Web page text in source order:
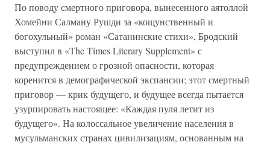
По поводу смертного приговора, вынесенного аятоллой
Хомейни Салману Рушди за «кощунственный и
богохульный» роман «Сатанинские стихи», Бродский
выступил в «The Times Literary Supplement» с
предупреждением о грозной опасности, которая
коренится в демографической экспансии; этот смертный
приговор — крик будущего, и будущее всегда пытается
узурпировать настоящее: «Каждая пуля летит из
будущего». На колоссальное увеличение населения в
мусульманских странах цивилизациям, основанным на